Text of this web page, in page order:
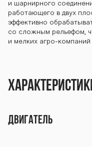
254К
BTZ-
254К
BTZ-
и шарнирного
работающего в двух
эффективно
со сложным рельефом,
и мелких агро-
Двигатель